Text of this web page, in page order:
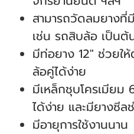
สามารถวัดลมยาง
เช่น รถสิบล้อ เป็นต้
มีท่อยาง 12" ช่วยใ
ล้อคู่ได้ง่าย
มีเหล็กชุบโครเมียม
ได้ง่าย และมียางซี
มีอายุการใช้งานนาน